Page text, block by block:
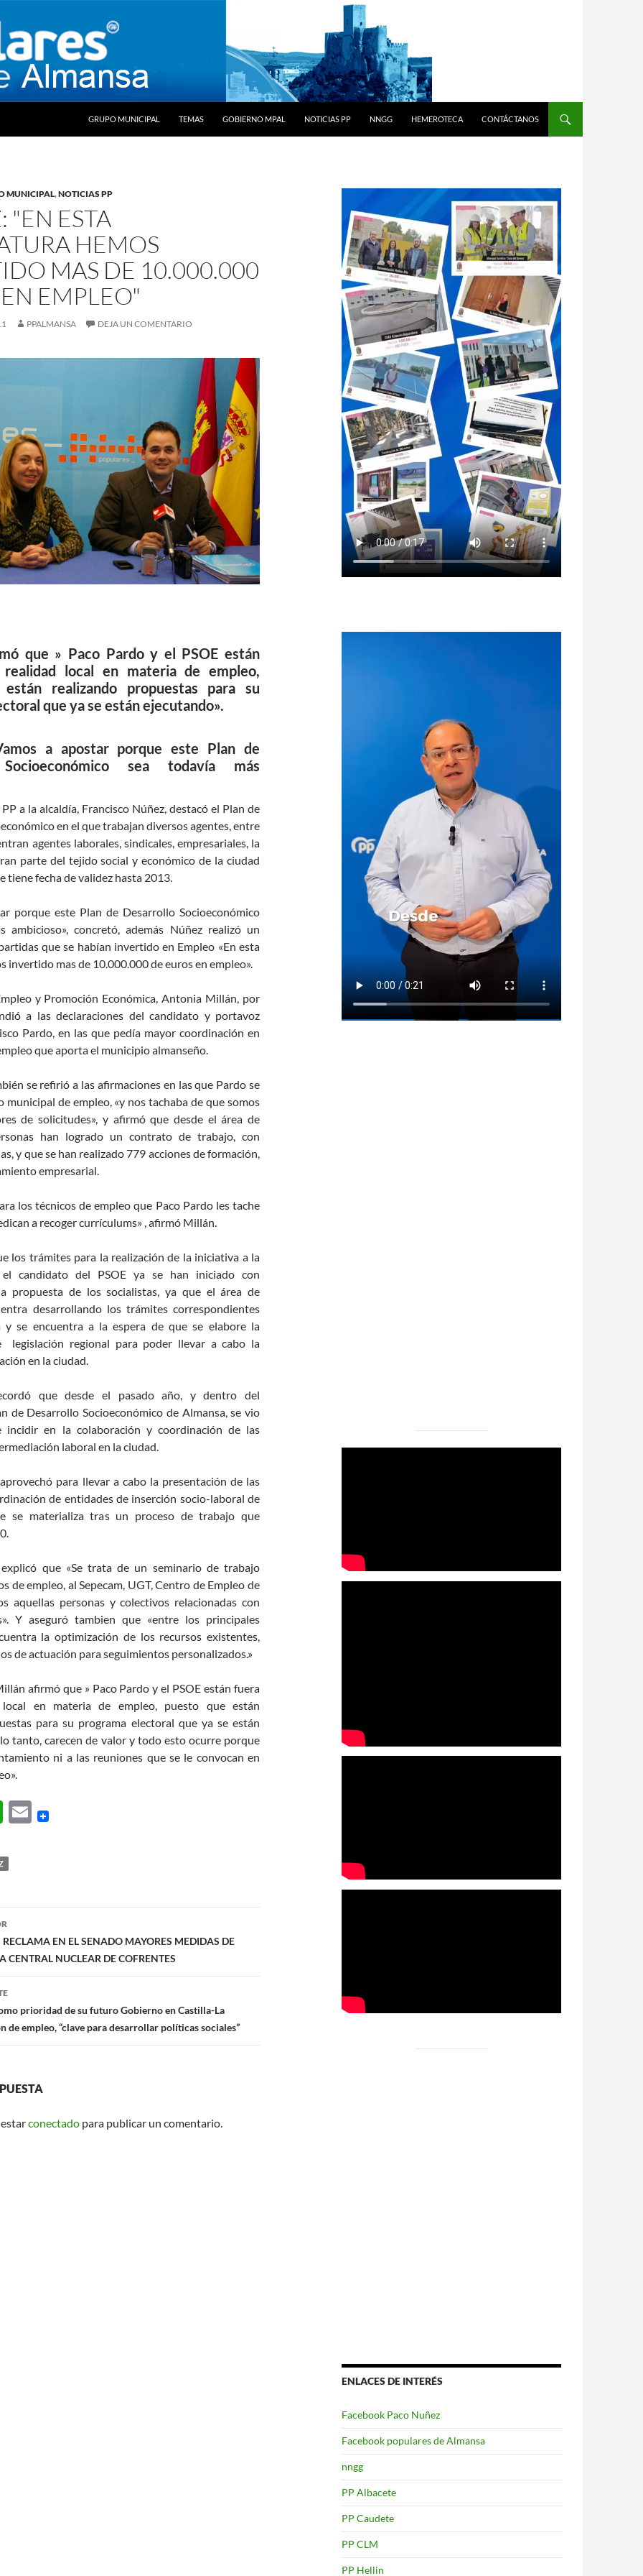
GRUPO MUNICIPAL
TEMAS GOBIERNO MPAL NOTICIAS PP NNGG HEMEROTECA CONTÁCTANOS
MUNICIPAL,NOTICIAS PP
"EN ESTA
HEMOS
MAS DE 10.000.000
EMPLEO"
PPALMANSA DEJA UN COMENTARIO
que » Paco Pardo y el PSOE están
local en materia de empleo,
realizando propuestas para su
que ya se están ejecutando».
a apostar porque este Plan de
sea todavía más
a la alcaldía, Francisco Núñez, destacó el Plan de
en el que trabajan diversos agentes, entre
agentes laborales, sindicales, empresariales, la
parte del tejido social y económico de la ciudad
tiene fecha de validez hasta 2013.
porque este Plan de Desarrollo Socioeconómico
ambicioso», concretó, además Núñez realizó un
que se habían invertido en Empleo «En esta
invertido mas de 10.000.000 de euros en empleo».
y Promoción Económica, Antonia Millán, por
a las declaraciones del candidato y portavoz
Pardo, en las que pedía mayor coordinación en
que aporta el municipio almanseño.
se refirió a las afirmaciones en las que Pardo se
municipal de empleo, «y nos tachaba de que somos
de solicitudes», y afirmó que desde el área de
han logrado un contrato de trabajo, con
y que se han realizado 779 acciones de formación,
empresarial.
los técnicos de empleo que Paco Pardo les tache
a recoger currículums» , afirmó Millán.
los trámites para la realización de la iniciativa a la
candidato del PSOE ya se han iniciado con
propuesta de los socialistas, ya que el área de
desarrollando los trámites correspondientes
y se encuentra a la espera de que se elabore la
legislación regional para poder llevar a cabo la
en la ciudad.
que desde el pasado año, y dentro del
de Desarrollo Socioeconómico de Almansa, se vio
incidir en la colaboración y coordinación de las
laboral en la ciudad.
para llevar a cabo la presentación de las
de entidades de inserción socio-laboral de
se materializa tras un proceso de trabajo que
que «Se trata de un seminario de trabajo
de empleo, al Sepecam, UGT, Centro de Empleo de
aquellas personas y colectivos relacionadas con
Y aseguró tambien que «entre los principales
la optimización de los recursos existentes,
de actuación para seguimientos personalizados.»
afirmó que » Paco Pardo y el PSOE están fuera
en materia de empleo, puesto que están
para su programa electoral que ya se están
tanto, carecen de valor y todo esto ocurre porque
ni a las reuniones que se le convocan en
W
at
A
p
p
E
EN EL SENADO MAYORES MEDIDAS DE
CENTRAL NUCLEAR DE COFRENTES
prioridad de su futuro Gobierno en Castilla-La
de empleo, “clave para desarrollar políticas sociales”
conectado para publicar un comentario.
ENLACES DE INTERÉS
Facebook Paco Nuñez
Facebook populares de Almansa
nngg
PP Albacete
PP Caudete
PP CLM
PP Hellin